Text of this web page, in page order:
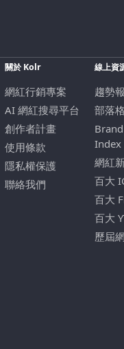
關於 Kolr
網紅行銷專案
AI 網紅搜尋平台
創作者計畫
使用條款
隱私權保護
聯絡我們
線上資
趨勢
部落格
Index
網紅
百大
百大
百大
歷屆